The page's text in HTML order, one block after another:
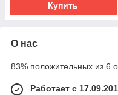
Купить
О нас
83% положительных из 6
Работает с